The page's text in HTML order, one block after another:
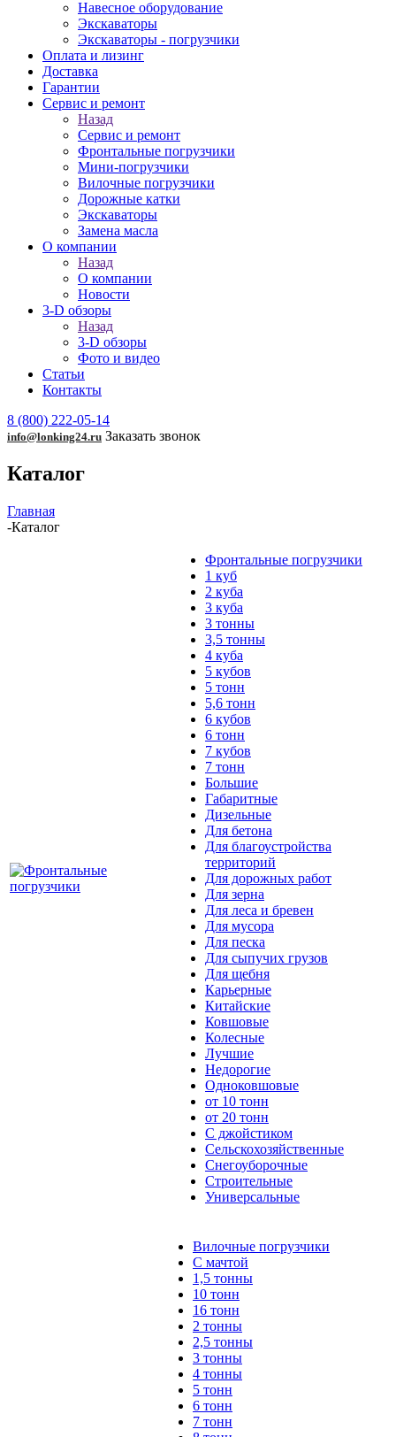
Навесное оборудование
Экскаваторы
Экскаваторы - погрузчики
Оплата и лизинг
Доставка
Гарантии
Сервис и ремонт
Назад
Сервис и ремонт
Фронтальные погрузчики
Мини-погрузчики
Вилочные погрузчики
Дорожные катки
Экскаваторы
Замена масла
О компании
Назад
О компании
Новости
3-D обзоры
Назад
3-D обзоры
Фото и видео
Статьи
Контакты
8 (800) 222-05-14
info@lonking24.ru Заказать звонок
Каталог
Главная
-Каталог
Фронтальные погрузчики
1 куб
2 куба
3 куба
3 тонны
3,5 тонны
4 куба
5 кубов
5 тонн
5,6 тонн
6 кубов
6 тонн
7 кубов
7 тонн
Большие
Габаритные
Дизельные
Для бетона
Для благоустройства
территорий
Для дорожных работ
Для зерна
Для леса и бревен
Для мусора
Для песка
Для сыпучих грузов
Для щебня
Карьерные
Китайские
Ковшовые
Колесные
Лучшие
Недорогие
Одноковшовые
от 10 тонн
от 20 тонн
С джойстиком
Сельскохозяйственные
Снегоуборочные
Строительные
Универсальные
Вилочные погрузчики
С мачтой
1,5 тонны
10 тонн
16 тонн
2 тонны
2,5 тонны
3 тонны
4 тонны
5 тонн
6 тонн
7 тонн